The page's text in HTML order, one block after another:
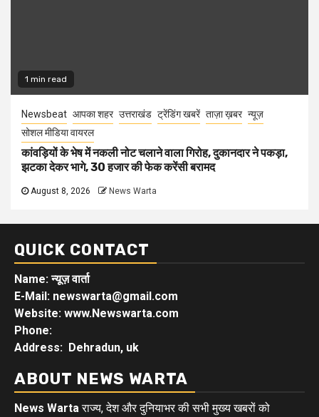
1 min read
Newsbeat आपका शहर उत्तराखंड ट्रेंडिंग खबरें ताज़ा ख़बर न्यूज़
सोशल मीडिया वायरल
कांवड़ियों के भेष में नकली नोट चलाने वाला गिरोह, दुकानदार ने पकड़ा,
झटका देकर भागे, 30 हजार की फेक करेंसी बरामद
August 8, 2026 News Warta
QUICK CONTACT
Name: न्यूज़ वार्ता
E-Mail: newswarta@gmail.com
Website: www.Newswarta.com
Phone:
Address: Dehradun, uk
ABOUT NEWS WARTA
News Wartaराज्य, देश और दुनियाभर की सभी मुख्य खबरों को